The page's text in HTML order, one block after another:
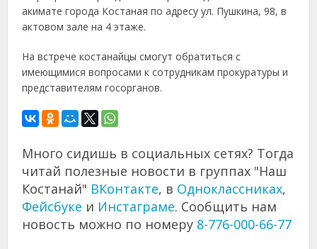
акимате города Костаная по адресу ул. Пушкина, 98, в
актовом зале на 4 этаже.
На встрече костанайцы смогут обратиться с
имеющимися вопросами к сотрудникам прокуратуры и
представителям госорганов.
Много сидишь в социальных сетях? Тогда
читай полезные новости в группах "Наш
Костанай" ВКонтакте, в Одноклассниках,
Фейсбуке и Инстаграме. Сообщить нам
новость можно по номеру 8-776-000-66-77